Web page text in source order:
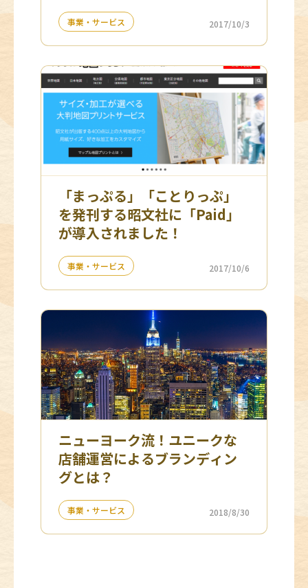
事業・サービス 2017/10/3
「まっぷる」「ことりっぷ」
を発刊する昭文社に「Paid」
が導入されました！
事業・サービス 2017/10/6
ニューヨーク流！ユニークな
店舗運営によるブランディン
グとは？
事業・サービス 2018/8/30